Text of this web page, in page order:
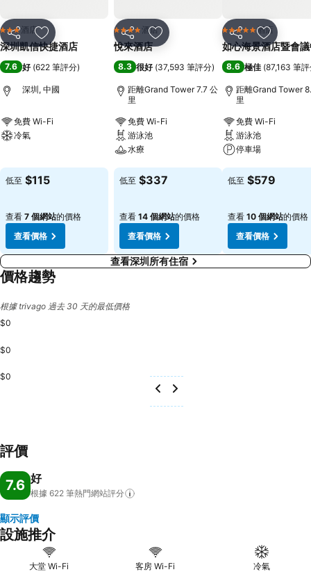
分享 放到收藏夾
3 星級酒店
深圳凱信快捷酒店
7.6 好 (622 筆評分)
深圳, 中國
免費 Wi-Fi
冷氣
低至 $115
查看 7 個網站的價格
查看價格
分享 放到收藏夾
4 星級 酒店
悅來酒店
8.3 很好 (37,593 筆評分)
距離Grand Tower 7.7 公
里
免費 Wi-Fi
游泳池
水療
查看價格
低至 $337
查看 14 個網站的價格
查看價格
分享 放到收藏
5 星級 酒店
如心海景酒店暨會
8.6 極佳 (87,163 筆
距離Grand Tower
里
免費 Wi-Fi
游泳池
停車場
查看價格
低至 $579
查看 10 個網站的價格
查看價格
查看深圳所有住宿
價格趨勢
根據 trivago 過去 30 天的最低價格
$0
$0
$0
評價
7.6 好
根據 622 筆熱門網站評分
顯示評價
設施推介
大堂 Wi-Fi 客房 Wi-Fi 冷氣